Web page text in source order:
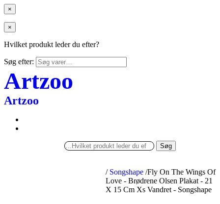
×
×
Hvilket produkt leder du efter?
Søg efter:
Artzoo
Artzoo
Søg
/ Songshape /Fly On The Wings Of
Love - Brødrene Olsen Plakat - 21
X 15 Cm Xs Vandret - Songshape